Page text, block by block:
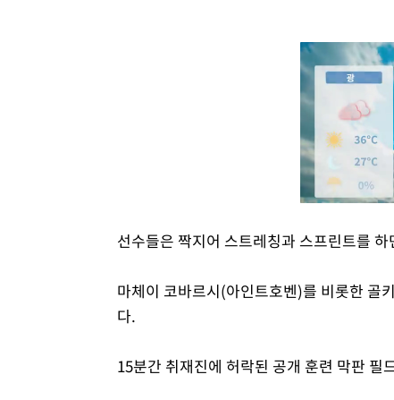
선수들은 짝지어 스트레칭과 스프린트를
마체이 코바르시(아인트호벤)를 비롯한 골
다.
15분간 취재진에 허락된 공개 훈련 막판